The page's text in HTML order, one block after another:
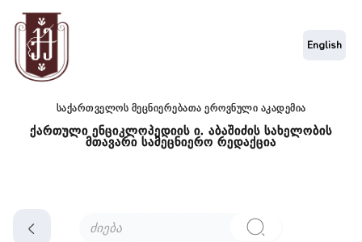
საქართველოს მეცნიერებათა ეროვნული აკადემია
ქართული ენციკლოპედიის ი. აბაშიძის სახელობის
მთავარი სამეცნიერო რედაქცია
English